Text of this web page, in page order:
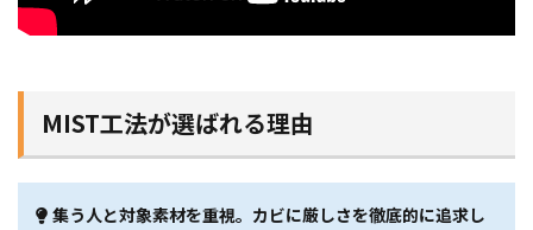
MIST工法が選ばれる理由
集う人と対象素材を重視。カビに厳しさを徹底的に追求し